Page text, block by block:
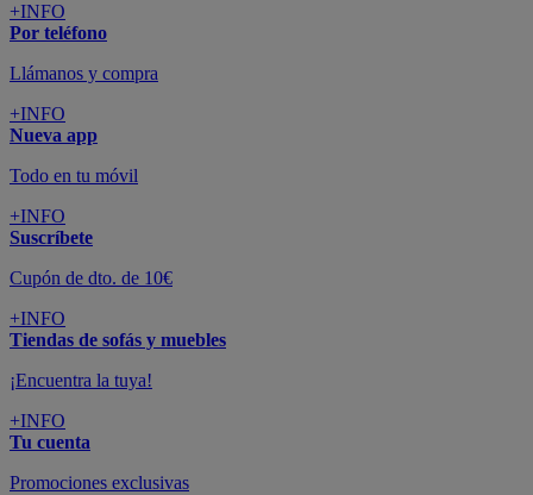
+INFO
Por teléfono
Llámanos y compra
+INFO
Nueva app
Todo en tu móvil
+INFO
Suscríbete
Cupón de dto. de 10€
+INFO
Tiendas de sofás y muebles
¡Encuentra la tuya!
+INFO
Tu cuenta
Promociones exclusivas